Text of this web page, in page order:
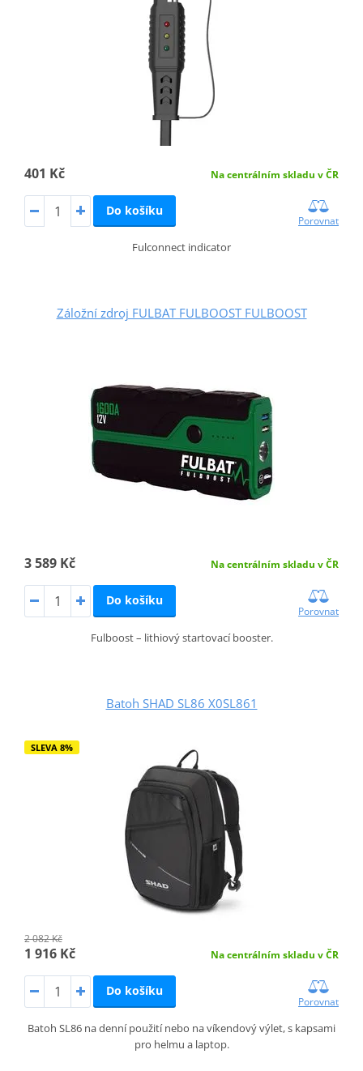
401 Kč Na centrálním skladu v ČR
Do košíku
Porovnat
Fulconnect indicator
Záložní zdroj FULBAT FULBOOST FULBOOST
3 589 Kč Na centrálním skladu v ČR
Do košíku
Porovnat
Fulboost – lithiový startovací booster.
Batoh SHAD SL86 X0SL861
SLEVA 8%
2 082 Kč
1 916 Kč Na centrálním skladu v ČR
Do košíku
Porovnat
Batoh SL86 na denní použití nebo na víkendový výlet, s kapsami
pro helmu a laptop.